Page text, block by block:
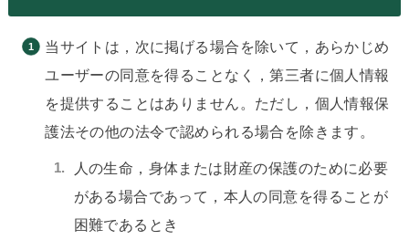
当サイトは，次に掲げる場合を除いて，あらかじめ
ユーザーの同意を得ることなく，第三者に個人情報
を提供することはありません。ただし，個人情報保
護法その他の法令で認められる場合を除きます。
人の生命，身体または財産の保護のために必要
がある場合であって，本人の同意を得ることが
困難であるとき